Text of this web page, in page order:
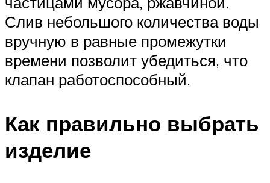
Слив небольшого количества воды
вручную в равные промежутки
времени позволит убедиться, что
клапан работоспособный.
Как правильно выбрать
изделие